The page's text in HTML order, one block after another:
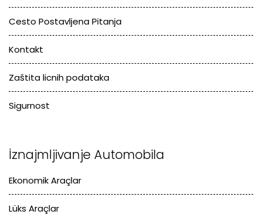
Cesto Postavljena Pitanja
Kontakt
Zaštita licnih podataka
Sigurnost
İznajmljivanje Automobila
Ekonomik Araçlar
Lüks Araçlar